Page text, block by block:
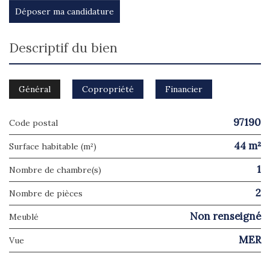
Déposer ma candidature
descriptif du bien
Général Copropriété Financier
Code postal 97190
Surface habitable (m²) 44 m²
Nombre de chambre(s) 1
Nombre de pièces 2
Meublé Non renseigné
Vue MER